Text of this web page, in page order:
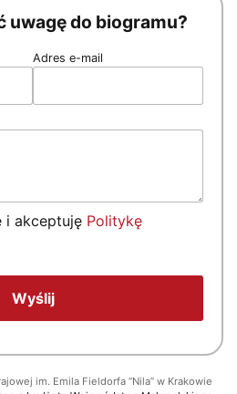
uwagę do biogramu?
Adres e-mail
i akceptuję Politykę
im. Emila Fieldorfa “Nila” w Krakowie